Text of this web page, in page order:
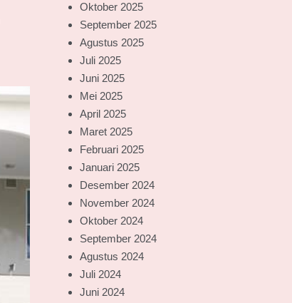
Oktober 2025
September 2025
Agustus 2025
Juli 2025
Juni 2025
Mei 2025
April 2025
Maret 2025
Februari 2025
Januari 2025
Desember 2024
November 2024
Oktober 2024
September 2024
Agustus 2024
Juli 2024
Juni 2024